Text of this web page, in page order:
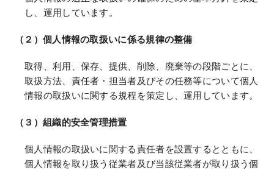
し、運用しています。
（２）個人情報の取扱いに係る規律の整備
取得、利用、保存、提供、削除、廃棄等の段階ごとに、
取扱方法、責任者・担当者及びその任務等について個人
情報の取扱いに関する規程を策定し、運用しています。
（３）組織的安全管理措置
個人情報の取扱いに関する責任者を設置するとともに、
個人情報を取り扱う従業者及び当該従業者が取り扱う個